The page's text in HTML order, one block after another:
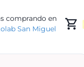
comprando en
San Miguel